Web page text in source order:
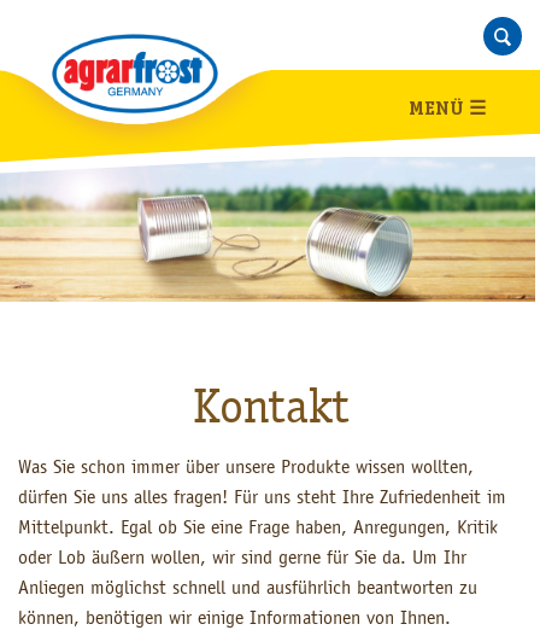
MENÜ ☰
Kontakt
Was Sie schon immer über unsere Produkte wissen wollten,
dürfen Sie uns alles fragen! Für uns steht Ihre Zufriedenheit im
Mittelpunkt. Egal ob Sie eine Frage haben, Anregungen, Kritik
oder Lob äußern wollen, wir sind gerne für Sie da. Um Ihr
Anliegen möglichst schnell und ausführlich beantworten zu
können, benötigen wir einige Informationen von Ihnen.